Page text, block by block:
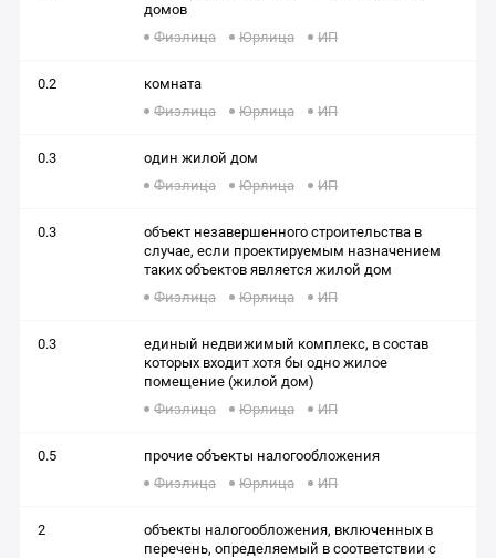
домов
Физлица
Юрлица ИП
0.2
комната
Физлица
Юрлица ИП
0.3
один жилой дом
Физлица
Юрлица ИП
0.3
объект незавершенного строительства в
случае, если проектируемым назначением
таких объектов является жилой дом
Физлица
Юрлица ИП
0.3
единый недвижимый комплекс, в состав
которых входит хотя бы одно жилое
помещение (жилой дом)
Физлица
Юрлица ИП
0.5
прочие объекты налогообложения
Физлица
Юрлица ИП
2
объекты налогообложения, включенных в
перечень, определяемый в соответствии с